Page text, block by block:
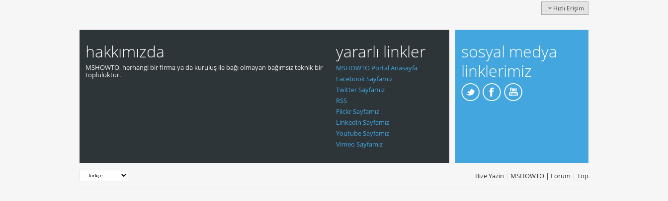
Hızlı Erişim
hakkımızda
MSHOWTO, herhangi bir firma ya da kuruluş ile bağı olmayan bağımsız teknik bir
topluluktur.
yararlı linkler
MSHOWTO Portal Anasayfa
Facebook Sayfamız
Twitter Sayfamız
RSS
Flickr Sayfamız
Linkedin Sayfamız
Youtube Sayfamız
Vimeo Sayfamız
sosyal medya
linklerimiz
Bize Yazin | MSHOWTO | Forum | Top